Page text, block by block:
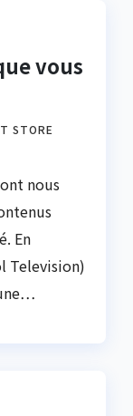
vous
STORE
nous
En
Television)